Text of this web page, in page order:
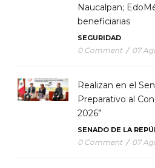
Naucalpan;
beneficiarias
SEGURIDAD
0 Comment / 07
Realizan en el
Preparativo al
2026”
SENADO DE LA
0 Comment / 07